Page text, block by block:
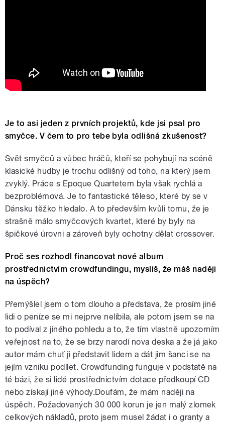
Je to asi jeden z prvních projektů, kde jsi psal pro
smyčce. V čem to pro tebe byla odlišná zkušenost?
Svět smyčců a vůbec hráčů, kteří se pohybují na scéně
klasické hudby je trochu odlišný od toho, na který jsem
zvyklý. Práce s Epoque Quartetem byla však rychlá a
bezproblémová. Je to fantastické těleso, které by se v
Dánsku těžko hledalo. A to především kvůli tomu, že je
strašně málo smyčcových kvartet, které by byly na
špičkové úrovni a zároveň byly ochotny dělat crossover.
Proč ses rozhodl financovat nové album
prostřednictvím crowdfundingu, myslíš, že máš naději
na úspěch?
Přemýšlel jsem o tom dlouho a představa, že prosím jiné
lidi o peníze se mi nejprve nelíbila, ale potom jsem se na
to podíval z jiného pohledu a to, že tím vlastně upozorním
veřejnost na to, že se brzy narodí nova deska a že já jako
autor mám chuť ji představit lidem a dát jim šanci se na
jejím vzniku podílet. Crowdfunding funguje v podstatě na
té bázi, že si lidé prostřednictvím dotace předkoupí CD
nebo získají jiné výhody.Doufám, že mám naději na
úspěch. Požadovaných 30 000 korun je jen malý zlomek
celkových nákladů, proto jsem musel žádat i o granty a